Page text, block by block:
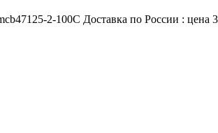
2-100C Доставка по России : цена